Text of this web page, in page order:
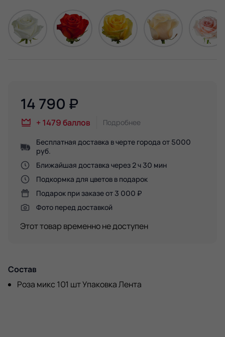
14 790 ₽
+ 1479баллов Подробнее
Бесплатная доставка в черте города от 5000
руб.
Ближайшая доставка через 2 ч 30 мин
Подкормка для цветов в подарок
Подарок при заказе от 3 000 ₽
Фото перед доставкой
Этот товар временно не доступен
Состав
Роза микс 101 шт Упаковка Лента